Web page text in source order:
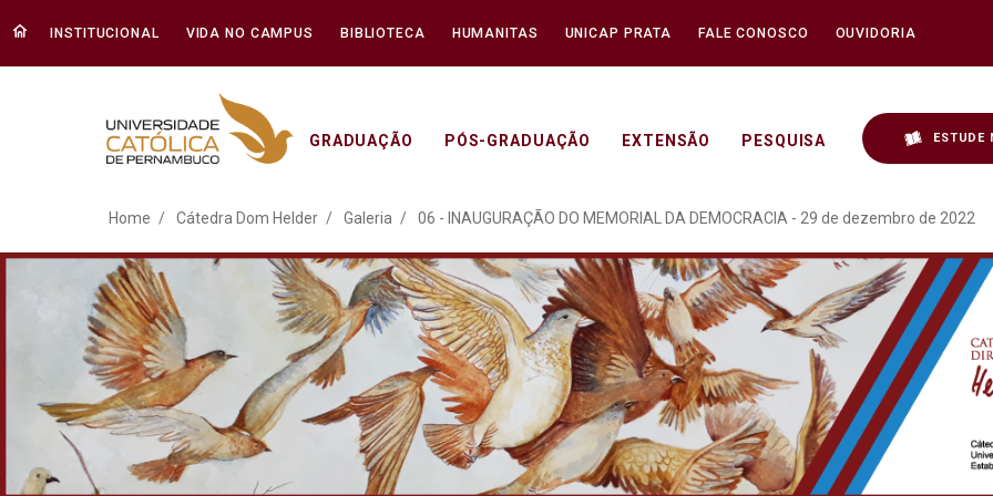
INSTITUCIONAL VIDA NO CAMPUS BIBLIOTECA HUMANITAS UNICAP PRATA FALE CONOSCO OUVIDORIA
GRADUAÇÃO PÓS-GRADUAÇÃO EXTENSÃO PESQUISA ESTUDE
ATO EM DEFESA DA DEMOCRACIA
Home Cátedra Dom Helder Galeria 06 - INAUGURAÇÃO DO MEMORIAL DA DEMOCRACIA - 29 de dezembro de 2022